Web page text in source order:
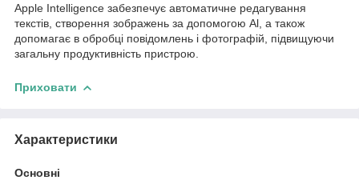
Apple Intelligence забезпечує автоматичне редагування
текстів, створення зображень за допомогою Al, а також
допомагає в обробці повідомлень і фотографій, підвищуючи
загальну продуктивність пристрою.
Приховати
Характеристики
Основні